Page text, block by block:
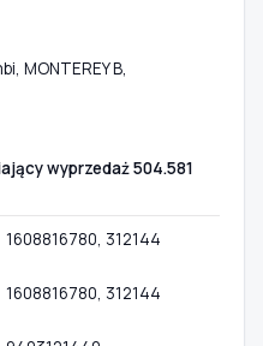
MONTEREY B,
wyprzedaż 504.581
1608816780, 312144
1608816780, 312144